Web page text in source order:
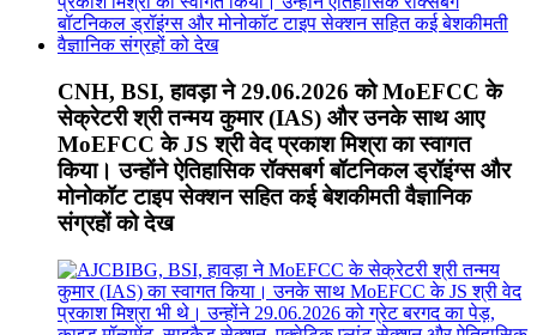
CNH, BSI, हावड़ा ने 29.06.2026 को MoEFCC के
सेक्रेटरी श्री तन्मय कुमार (IAS) और उनके साथ आए
MoEFCC के JS श्री वेद प्रकाश मिश्रा का स्वागत
किया। उन्होंने ऐतिहासिक रॉक्सबर्ग बॉटनिकल ड्रॉइंग्स और
मोनोकॉट टाइप सेक्शन सहित कई बेशकीमती वैज्ञानिक
संग्रहों को देख